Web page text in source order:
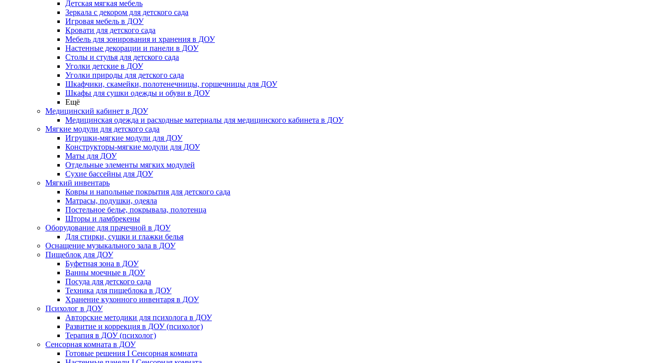
Детская мягкая мебель
Зеркала с декором для детского сада
Игровая мебель в ДОУ
Кровати для детского сада
Мебель для зонирования и хранения в ДОУ
Настенные декорации и панели в ДОУ
Столы и стулья для детского сада
Уголки детские в ДОУ
Уголки природы для детского сада
Шкафчики, скамейки, полотенечницы, горшечницы для ДОУ
Шкафы для сушки одежды и обуви в ДОУ
Ещё
Медицинский кабинет в ДОУ
Медицинская одежда и расходные материалы для медицинского кабинета в ДОУ
Мягкие модули для детского сада
Игрушки-мягкие модули для ДОУ
Конструкторы-мягкие модули для ДОУ
Маты для ДОУ
Отдельные элементы мягких модулей
Сухие бассейны для ДОУ
Мягкий инвентарь
Ковры и напольные покрытия для детского сада
Матрасы, подушки, одеяла
Постельное белье, покрывала, полотенца
Шторы и ламбрекены
Оборудование для прачечной в ДОУ
Для стирки, сушки и глажки белья
Оснащение музыкального зала в ДОУ
Пищеблок для ДОУ
Буфетная зона в ДОУ
Ванны моечные в ДОУ
Посуда для детского сада
Техника для пищеблока в ДОУ
Хранение кухонного инвентаря в ДОУ
Психолог в ДОУ
Авторские методики для психолога в ДОУ
Развитие и коррекция в ДОУ (психолог)
Терапия в ДОУ (психолог)
Сенсорная комната в ДОУ
Готовые решения I Сенсорная комната